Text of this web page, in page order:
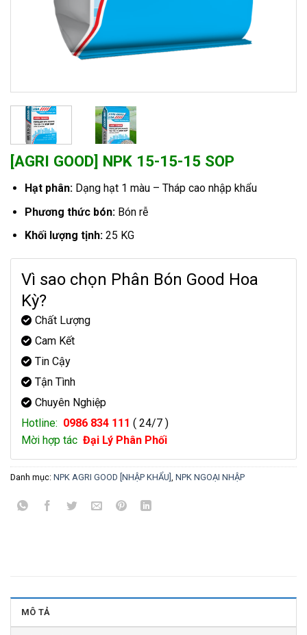
[AGRI GOOD] NPK 15-15-15 SOP
Hạt phân:Dạng hạt 1 màu – Tháp cao nhập khẩu
Phương thức bón:Bón rễ
Khối lượng tịnh:25 KG
Vì sao chọn Phân Bón Good Hoa
Kỳ?
Chất Lượng
Cam Kết
Tin Cậy
Tận Tình
Chuyên Nghiệp
Hotline: 0986 834 111 ( 24/7 )
Mời hợp tác Đại Lý Phân Phối
Danh mục: NPK AGRI GOOD [NHẬP KHẨU] , NPK NGOẠI NHẬP
MÔ TẢ